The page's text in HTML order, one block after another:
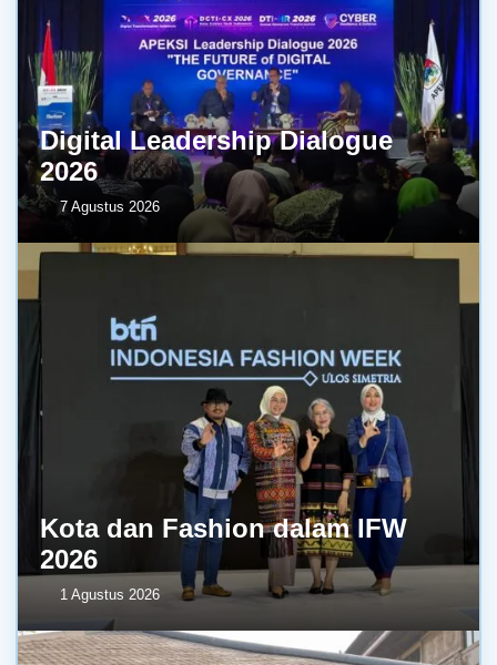
Digital Leadership Dialogue
2026
7 Agustus 2026
Kota dan Fashion dalam IFW
2026
1 Agustus 2026